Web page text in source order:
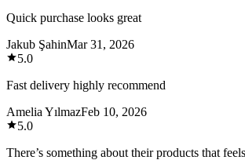
Quick purchase looks great
Jakub ŞahinMar 31, 2026
5.0
Fast delivery highly recommend
Amelia YılmazFeb 10, 2026
5.0
There’s something about their products that